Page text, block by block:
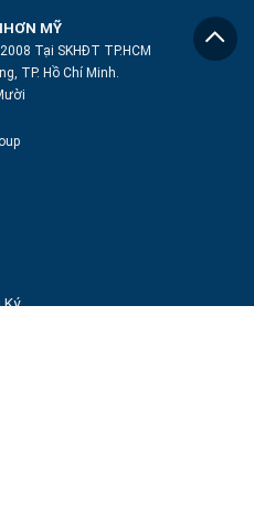
MỸ
Tại SKHĐT TP.HCM
TP. Hồ Chí Minh.
Ký